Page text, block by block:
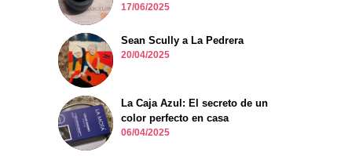
17/06/2025
Sean Scully a La Pedrera
20/04/2025
La Caja Azul: El secreto de un
color perfecto en casa
06/04/2025